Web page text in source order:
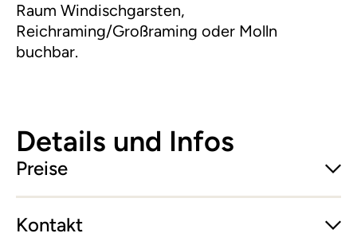
Raum Windischgarsten,
Reichraming/Großraming oder Molln
buchbar.
Details und Infos
Preise
Kontakt